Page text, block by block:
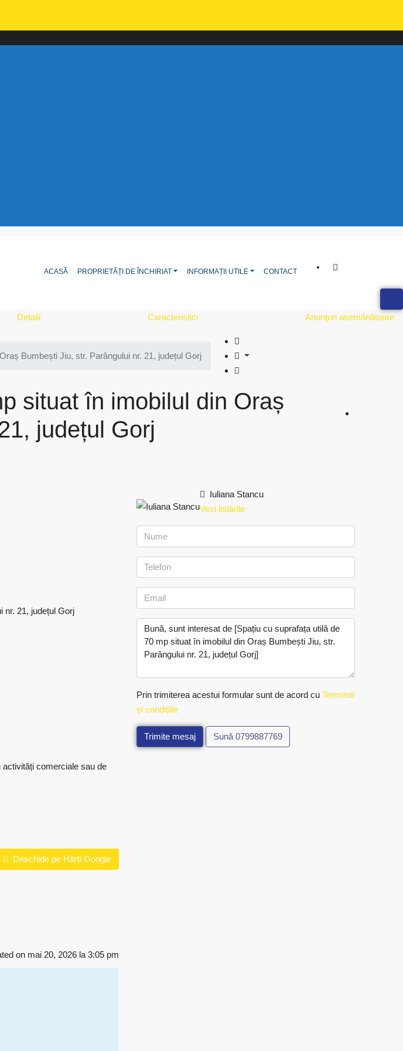
ACASĂ PROPRIETĂȚI DE ÎNCHIRIAT INFORMAȚII UTILE CONTACT
Detalii Caracteristici Anunţuri asemănătoare
Bumbești Jiu, str. Parângului nr. 21, județul Gorj
situat în imobilul din Oraș
județul Gorj
nr. 21, județul Gorj
activități comerciale sau de
Deschide pe Hărți Google
on mai 20, 2026 la 3:05 pm
Iuliana Stancu
Vezi listările
Prin trimiterea acestui formular sunt de acord cu Termenii
și condițiile
Trimite mesaj Sună 0799887769